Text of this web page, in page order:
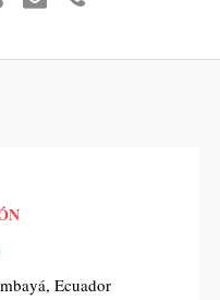
Ecuador